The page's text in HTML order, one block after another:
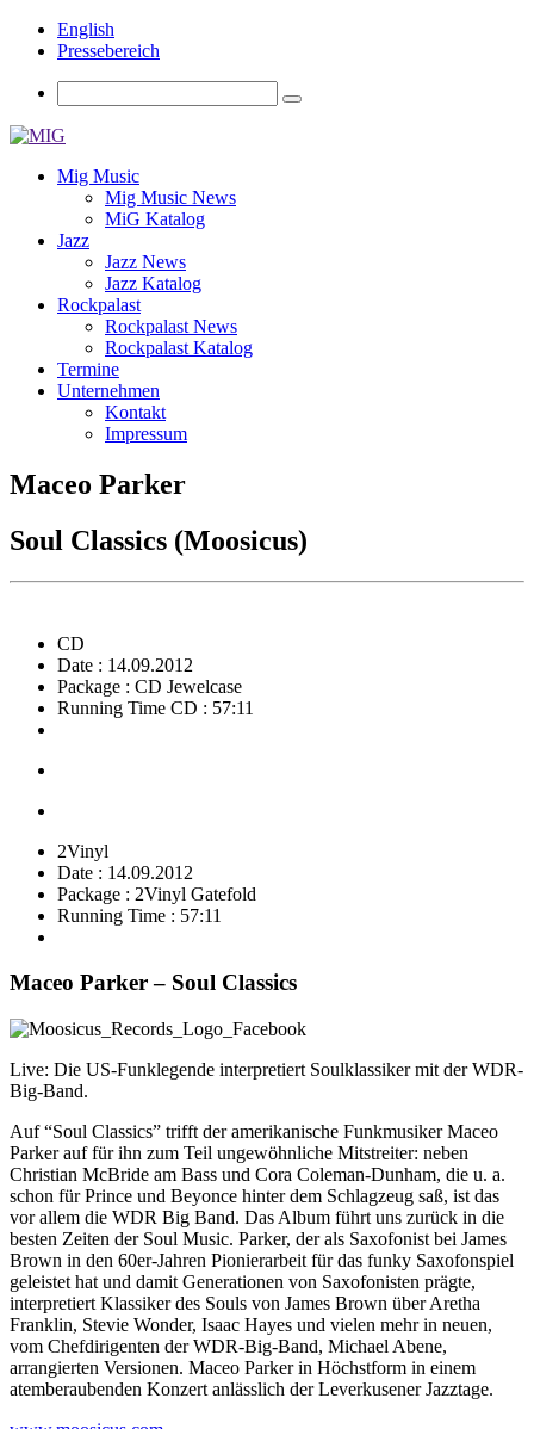
English
Pressebereich
Mig Music
Mig Music News
MiG Katalog
Jazz
Jazz News
Jazz Katalog
Rockpalast
Rockpalast News
Rockpalast Katalog
Termine
Unternehmen
Kontakt
Impressum
Maceo Parker
Soul Classics (Moosicus)
CD
Date : 14.09.2012
Package : CD Jewelcase
Running Time CD : 57:11
2Vinyl
Date : 14.09.2012
Package : 2Vinyl Gatefold
Running Time : 57:11
Maceo Parker – Soul Classics
Live: Die US-Funklegende interpretiert Soulklassiker mit der WDR-
Big-Band.
Auf “Soul Classics” trifft der amerikanische Funkmusiker Maceo
Parker auf für ihn zum Teil ungewöhnliche Mitstreiter: neben
Christian McBride am Bass und Cora Coleman-Dunham, die u. a.
schon für Prince und Beyonce hinter dem Schlagzeug saß, ist das
vor allem die WDR Big Band. Das Album führt uns zurück in die
besten Zeiten der Soul Music. Parker, der als Saxofonist bei James
Brown in den 60er-Jahren Pionierarbeit für das funky Saxofonspiel
geleistet hat und damit Generationen von Saxofonisten prägte,
interpretiert Klassiker des Souls von James Brown über Aretha
Franklin, Stevie Wonder, Isaac Hayes und vielen mehr in neuen,
vom Chefdirigenten der WDR-Big-Band, Michael Abene,
arrangierten Versionen. Maceo Parker in Höchstform in einem
atemberaubenden Konzert anlässlich der Leverkusener Jazztage.